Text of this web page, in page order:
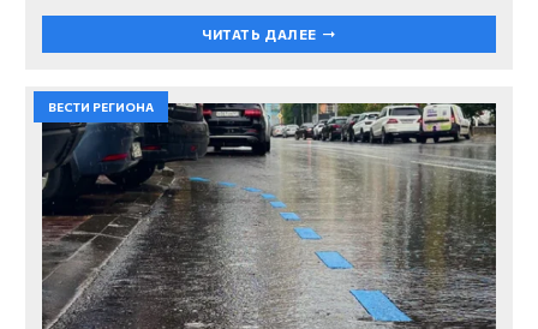
ЧИТАТЬ ДАЛЕЕ
ВЕСТИ РЕГИОНА